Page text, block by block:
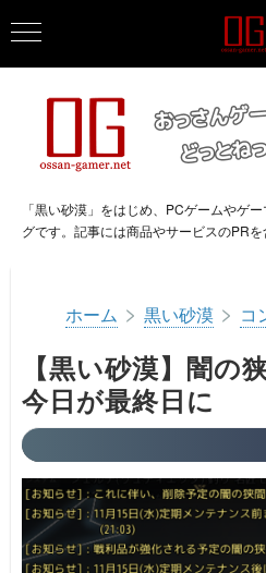
「黒い砂漠」をはじめ、PCゲームやゲ
グです。記事には商品やサービスのPRを
ホーム > 黒い砂漠 > コ
【黒い砂漠】闇の
今日が最終日に